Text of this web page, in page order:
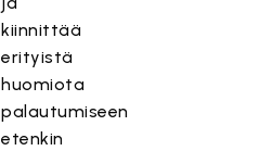
kiinnittää
erityistä
huomiota
palautumiseen
etenkin